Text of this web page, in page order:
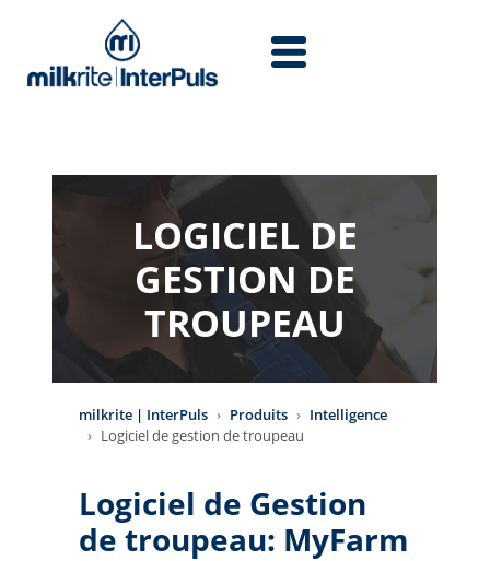
LOGICIEL DE
GESTION DE
TROUPEAU
milkrite | InterPuls Produits
Intelligence
Logiciel de gestion de troupeau
Logiciel de Gestion
de troupeau: MyFarm